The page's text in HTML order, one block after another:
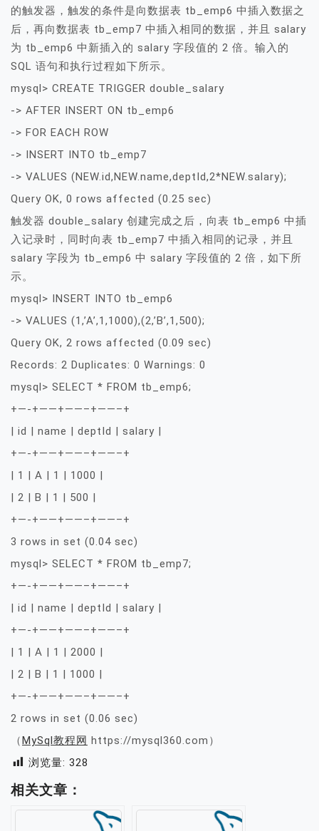
的触发器，触发的条件是向数据表 tb_emp6 中插入数据之
后，再向数据表 tb_emp7 中插入相同的数据，并且 salary
为 tb_emp6 中新插入的 salary 字段值的 2 倍。输入的
SQL 语句和执行过程如下所示。
mysql> CREATE TRIGGER double_salary
-> AFTER INSERT ON tb_emp6
-> FOR EACH ROW
-> INSERT INTO tb_emp7
-> VALUES (NEW.id,NEW.name,deptId,2*NEW.salary);
Query OK, 0 rows affected (0.25 sec)
触发器 double_salary 创建完成之后，向表 tb_emp6 中插
入记录时，同时向表 tb_emp7 中插入相同的记录，并且
salary 字段为 tb_emp6 中 salary 字段值的 2 倍，如下所
示。
mysql> INSERT INTO tb_emp6
-> VALUES (1,’A’,1,1000),(2,’B’,1,500);
Query OK, 2 rows affected (0.09 sec)
Records: 2 Duplicates: 0 Warnings: 0
mysql> SELECT * FROM tb_emp6;
+—-+——+——–+——–+
| id | name | deptId | salary |
+—-+——+——–+——–+
| 1 | A | 1 | 1000 |
| 2 | B | 1 | 500 |
+—-+——+——–+——–+
3 rows in set (0.04 sec)
mysql> SELECT * FROM tb_emp7;
+—-+——+——–+——–+
| id | name | deptId | salary |
+—-+——+——–+——–+
| 1 | A | 1 | 2000 |
| 2 | B | 1 | 1000 |
+—-+——+——–+——–+
2 rows in set (0.06 sec)
（MySql教程网 https://mysql360.com）
浏览量: 328
相关文章：